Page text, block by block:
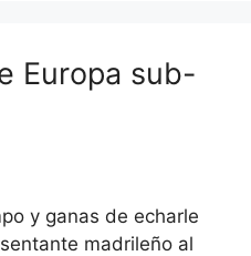
Europa sub-
y ganas de echarle
madrileño al